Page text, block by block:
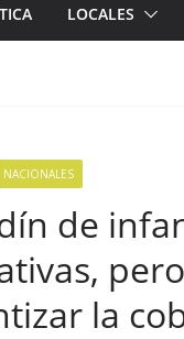
LOCALES
NACIONALES
de
la